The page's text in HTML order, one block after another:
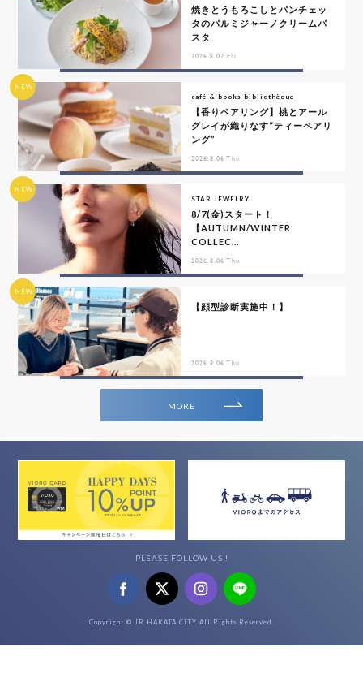
焼きとうもろこしとパンチェッ
タのパルミジャーノクリームパ
スタ
2026.8.07 Fri
NEW
café & books bibliothèque
【香りペアリング】桃とアール
グレイが織りなす“ティーペアリ
ング”
2026.8.06 Thu
NEW
STAR JEWELRY
8/7(金)スタート！
【AUTUMN/WINTER
COLLEC...
2026.8.06 Thu
NEW
【顔型診断実施中！】
2026.8.06 Thu
MORE
PLEASE FOLLOW US !
Copyright © JR HAKATA CITY All Rights Reserved.